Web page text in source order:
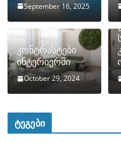
September 16, 2025
კონტრასტები
ინტერიერში
October 29, 2024
ტეგები